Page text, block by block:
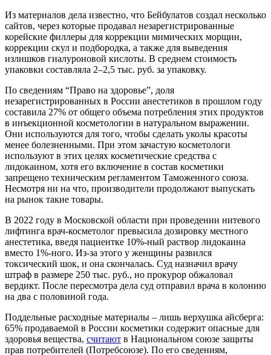
Из материалов дела известно, что Бейбулатов создал несколько
сайтов, через которые продавал незарегистрированные
корейские филлеры для коррекции мимических морщин,
коррекции скул и подбородка, а также для выведения
излишков гиалуроновой кислоты. В среднем стоимость
упаковки составляла 2–2,5 тыс. руб. за упаковку.
По сведениям “Право на здоровье”, доля
незарегистрированных в России анестетиков в прошлом году
составила 27% от общего объема потребления этих продуктов
в инъекционной косметологии в натуральном выражении.
Они используются для того, чтобы сделать уколы красоты
менее болезненными. При этом зачастую косметологи
используют в этих целях косметические средства с
лидокаином, хотя его включение в состав косметики
запрещено техническим регламентом Таможенного союза.
Несмотря ни на что, производители продолжают выпускать
на рынок такие товары.
В 2022 году в Московской области при проведении нитевого
лифтинга врач-косметолог превысила дозировку местного
анестетика, введя пациентке 10%-ный раствор лидокаина
вместо 1%-ного. Из-за этого у женщины развился
токсический шок, и она скончалась. Суд назначил врачу
штраф в размере 250 тыс. руб., но прокурор обжаловал
вердикт. После пересмотра дела суд отправил врача в колонию
на два с половиной года.
Поддельные расходные материалы – лишь верхушка айсберга:
65% продаваемой в России косметики содержит опасные для
здоровья вещества, считают в Национальном союзе защиты
прав потребителей (Потребсоюзе). По его сведениям,